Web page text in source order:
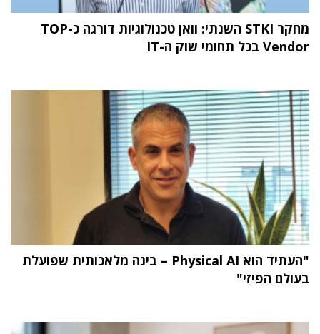
מחקר STKI השנתי: וואן טכנולוגיות דורגה כ-TOP
Vendor בכל תחומי שוק ה-IT
"העתיד הוא Physical AI – בינה מלאכותית שפועלת
בעולם הפיזי"